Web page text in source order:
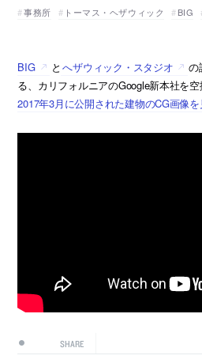
事務所
トーマス・ヘザウィック BIG
BIG と へザウィック・スタジオ
の
る、カリフォルニアのGoogle新本社を空
2017年3月に公開された建物のCG画像
SHARE